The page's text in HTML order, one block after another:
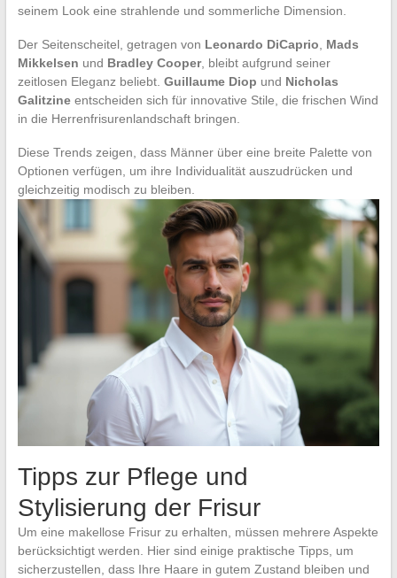
seinem Look eine strahlende und sommerliche Dimension.
Der Seitenscheitel, getragen von Leonardo DiCaprio
Mads
Mikkelsen und Bradley Cooper, bleibt aufgrund seiner
zeitlosen Eleganz beliebt. Guillaume Diop und Nicholas
Galitzineentscheiden sich für innovative Stile, die frischen Wind
in die Herrenfrisurenlandschaft bringen.
Diese Trends zeigen, dass Männer über eine breite Palette von
Optionen verfügen, um ihre Individualität auszudrücken und
gleichzeitig modisch zu bleiben.
Tipps zur Pflege und
Stylisierung der Frisur
Um eine makellose Frisur zu erhalten, müssen mehrere Aspekte
berücksichtigt werden. Hier sind einige praktische Tipps, um
sicherzustellen, dass Ihre Haare in gutem Zustand bleiben und